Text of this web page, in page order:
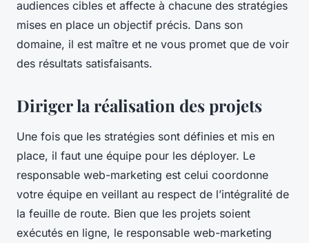
audiences cibles et affecte à chacune des stratégies
mises en place un objectif précis. Dans son
domaine, il est maître et ne vous promet que de voir
des résultats satisfaisants.
Diriger la réalisation des projets
Une fois que les stratégies sont définies et mis en
place, il faut une équipe pour les déployer. Le
responsable web-marketing est celui coordonne
votre équipe en veillant au respect de l’intégralité de
la feuille de route. Bien que les projets soient
exécutés en ligne, le responsable web-marketing